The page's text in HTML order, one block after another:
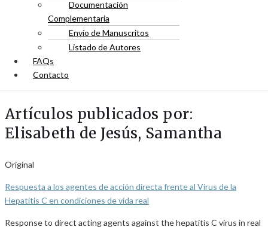
Documentación
Complementaria
Envío de Manuscritos
Listado de Autores
FAQs
Contacto
Artículos publicados por:
Elisabeth de Jesús, Samantha
Original
Respuesta a los agentes de acción directa frente al Virus de la
Hepatitis C en condiciones de vida real
Response to direct acting agents against the hepatitis C virus in real